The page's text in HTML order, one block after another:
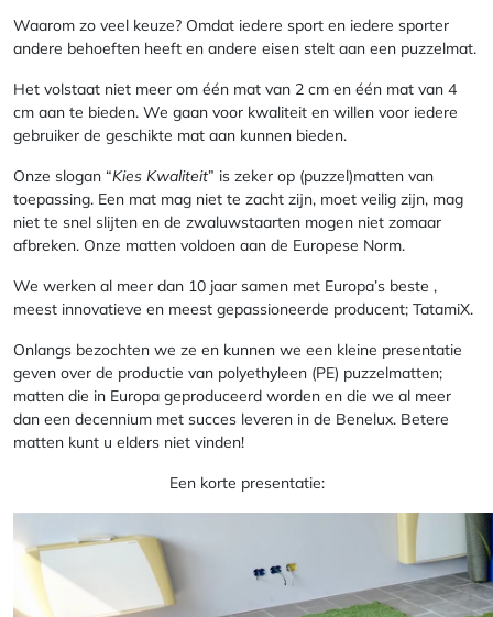
Waarom zo veel keuze? Omdat iedere sport en iedere sporter
andere behoeften heeft en andere eisen stelt aan een puzzelmat.
Het volstaat niet meer om één mat van 2 cm en één mat van 4
cm aan te bieden. We gaan voor kwaliteit en willen voor iedere
gebruiker de geschikte mat aan kunnen bieden.
Onze slogan “Kies Kwaliteit” is zeker op (puzzel)matten van
toepassing. Een mat mag niet te zacht zijn, moet veilig zijn, mag
niet te snel slijten en de zwaluwstaarten mogen niet zomaar
afbreken. Onze matten voldoen aan de Europese Norm.
We werken al meer dan 10 jaar samen met Europa’s beste ,
meest innovatieve en meest gepassioneerde producent; TatamiX.
Onlangs bezochten we ze en kunnen we een kleine presentatie
geven over de productie van polyethyleen (PE) puzzelmatten;
matten die in Europa geproduceerd worden en die we al meer
dan een decennium met succes leveren in de Benelux. Betere
matten kunt u elders niet vinden!
Een korte presentatie: